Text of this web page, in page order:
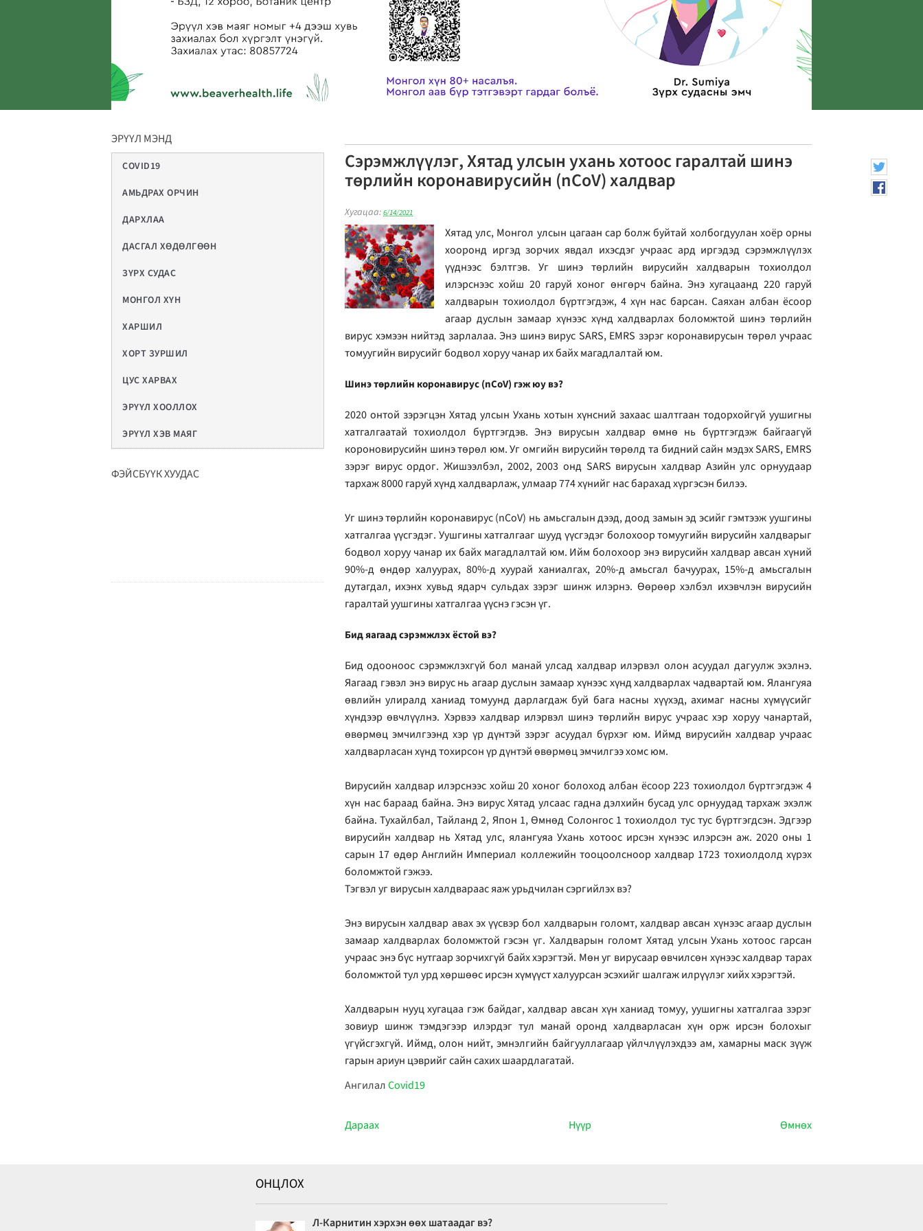
ЭРҮҮЛ МЭНД
COVID19
АМЬДРАХ ОРЧИН
ДАРХЛАА
ДАСГАЛ ХӨДӨЛГӨӨН
ЗҮРХ СУДАС
МОНГОЛ ХҮН
ХАРШИЛ
ХОРТ ЗУРШИЛ
ЦУС ХАРВАХ
ЭРҮҮЛ ХООЛЛОХ
ЭРҮҮЛ ХЭВ МАЯГ
ФЭЙСБҮҮК ХУУДАС
Сэрэмжлүүлэг, Хятад улсын ухань хотоос гаралтай шинэ
төрлийн коронавирусийн (nCoV) халдвар
Хугацаа: 6/14/2021
Хятад улс, Монгол улсын цагаан сар болж буйтай холбогдуулан хоёр орны
хооронд иргэд зорчих явдал ихэсдэг учраас ард иргэдэд сэрэмжлүүлэх
үүднээс бэлтгэв. Уг шинэ төрлийн вирусийн халдварын тохиолдол
илэрснээс хойш 20 гаруй хоног өнгөрч байна. Энэ хугацаанд 220 гаруй
халдварын тохиолдол бүртгэгдэж, 4 хүн нас барсан. Саяхан албан ёсоор
агаар дуслын замаар хүнээс хүнд халдварлах боломжтой шинэ төрлийн
вирус хэмээн нийтэд зарлалаа. Энэ шинэ вирус SARS, EMRS зэрэг коронавирусын төрөл учраас
томуугийн вирусийг бодвол хоруу чанар их байх магадлалтай юм.
Шинэ төрлийн коронавирус (nCoV) гэж юу вэ?
2020 онтой зэрэгцэн Хятад улсын Ухань хотын хүнсний захаас шалтгаан тодорхойгүй уушигны
хатгалгаатай тохиолдол бүртгэгдэв. Энэ вирусын халдвар өмнө нь бүртгэгдэж байгаагүй
короновирусийн шинэ төрөл юм. Уг омгийн вирусийн төрөлд та бидний сайн мэдэх SARS, EMRS
зэрэг вирус ордог. Жишээлбэл, 2002, 2003 онд SARS вирусын халдвар Азийн улс орнуудаар
тархаж 8000 гаруй хүнд халдварлаж, улмаар 774 хүнийг нас барахад хүргэсэн билээ.
Уг шинэ төрлийн коронавирус (nCoV) нь амьсгалын дээд, доод замын эд эсийг гэмтээж уушгины
хатгалгаа үүсгэдэг. Уушгины хатгалгааг шууд үүсгэдэг болохоор томуугийн вирусийн халдварыг
бодвол хоруу чанар их байх магадлалтай юм. Ийм болохоор энэ вирусийн халдвар авсан хүний
90%-д өндөр халуурах, 80%-д хуурай ханиалгах, 20%-д амьсгал бачуурах, 15%-д амьсгалын
дутагдал, ихэнх хувьд ядарч сульдах зэрэг шинж илэрнэ. Өөрөөр хэлбэл ихэвчлэн вирусийн
гаралтай уушгины хатгалгаа үүснэ гэсэн үг.
Бид яагаад сэрэмжлэх ёстой вэ?
Бид одооноос сэрэмжлэхгүй бол манай улсад халдвар илэрвэл олон асуудал дагуулж эхэлнэ.
Яагаад гэвэл энэ вирус нь агаар дуслын замаар хүнээс хүнд халдварлах чадвартай юм. Ялангуяа
өвлийн улиралд ханиад томуунд дарлагдаж буй бага насны хүүхэд, ахимаг насны хүмүүсийг
хүндээр өвчлүүлнэ. Хэрвээ халдвар илэрвэл шинэ төрлийн вирус учраас хэр хоруу чанартай,
өвөрмөц эмчилгээнд хэр үр дүнтэй зэрэг асуудал бүрхэг юм. Иймд вирусийн халдвар учраас
халдварласан хүнд тохирсон үр дүнтэй өвөрмөц эмчилгээ хомс юм.
Вирусийн халдвар илэрснээс хойш 20 хоног болоход албан ёсоор 223 тохиолдол бүртгэгдэж 4
хүн нас бараад байна. Энэ вирус Хятад улсаас гадна дэлхийн бусад улс орнуудад тархаж эхэлж
байна. Тухайлбал, Тайланд 2, Япон 1, Өмнөд Солонгос 1 тохиолдол тус тус бүртгэгдсэн. Эдгээр
вирусийн халдвар нь Хятад улс, ялангуяа Ухань хотоос ирсэн хүнээс илэрсэн аж. 2020 оны 1
сарын 17 өдөр Английн Империал коллежийн тооцоолсноор халдвар 1723 тохиолдолд хүрэх
боломжтой гэжээ.
Тэгвэл уг вирусын халдвараас яаж урьдчилан сэргийлэх вэ?
Энэ вирусын халдвар авах эх үүсвэр бол халдварын голомт, халдвар авсан хүнээс агаар дуслын
замаар халдварлах боломжтой гэсэн үг. Халдварын голомт Хятад улсын Ухань хотоос гарсан
учраас энэ бүс нутгаар зорчихгүй байх хэрэгтэй. Мөн уг вирусаар өвчилсөн хүнээс халдвар тарах
боломжтой тул урд хөршөөс ирсэн хүмүүст халуурсан эсэхийг шалгаж илрүүлэг хийх хэрэгтэй.
Халдварын нууц хугацаа гэж байдаг, халдвар авсан хүн ханиад томуу, уушигны хатгалгаа зэрэг
зовиур шинж тэмдэгээр илэрдэг тул манай оронд халдварласан хүн орж ирсэн болохыг
үгүйсгэхгүй. Иймд, олон нийт, эмнэлгийн байгууллагаар үйлчлүүлэхдээ ам, хамарны маск зүүж
гарын ариун цэврийг сайн сахих шаардлагатай.
АнгилалCovid19
Өмнөх
Дараах Нүүр
ОНЦЛОХ
Л-Карнитин хэрхэн өөх шатаадаг вэ?